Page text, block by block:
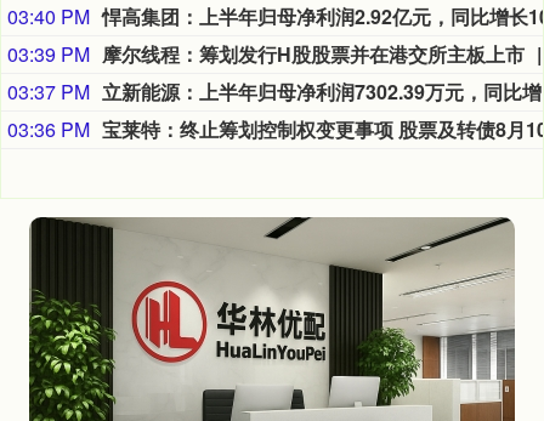
03:40 PM
03:39 PM 摩尔线程：筹划发行H股股票并在港交所主板上市
03:37 PM
03:36 PM